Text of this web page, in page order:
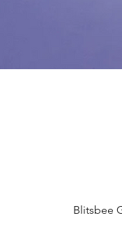
Blitsbee